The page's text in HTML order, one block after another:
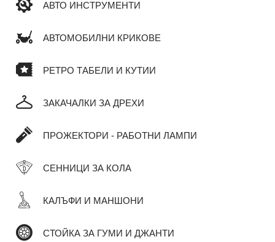
АВТО ИНСТРУМЕНТИ
АВТОМОБИЛНИ КРИКОВЕ
РЕТРО ТАБЕЛИ И КУТИИ
ЗАКАЧАЛКИ ЗА ДРЕХИ
ПРОЖЕКТОРИ - РАБОТНИ ЛАМПИ
СЕННИЦИ ЗА КОЛА
КАЛЪФИ И МАНШОНИ
СТОЙКА ЗА ГУМИ И ДЖАНТИ